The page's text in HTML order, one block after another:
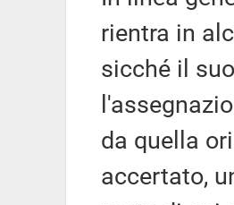
rientra in
sicché il
da quella
accertato,